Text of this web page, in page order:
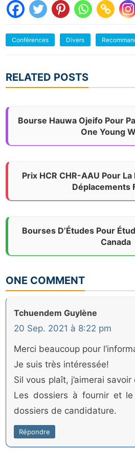
Conférences Divers
RELATED POSTS
Bourse Hauwa Ojeifo Pour
One Young
Prix HCR CHR-AAU Pour
Déplacements
Bourses D’Études Pour
Canada
ONE COMMENT
Tchuendem Guylène
20 Sep. 2021 à 8:22 pm
Merci beaucoup pour
Je suis très intéressée!
Sil vous plaît, j’aimerai
Les dossiers à fournir et
dossiers de candidature.
Répondre